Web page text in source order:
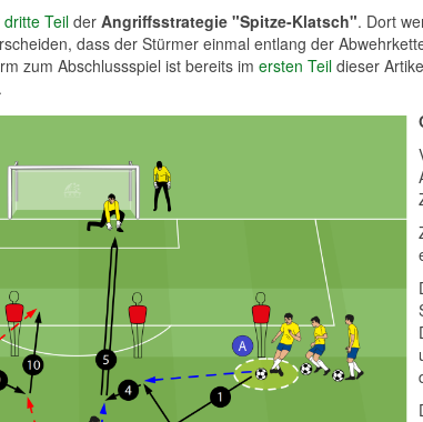
dritte Teil der Angriffsstrategie "Spitze-Klatsch". Dort
dass der Stürmer einmal entlang der
zum Abschlussspiel ist bereits im ersten Teil dieser